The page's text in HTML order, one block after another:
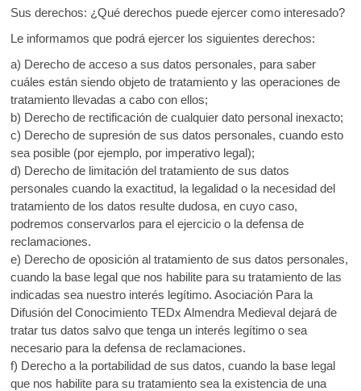
Sus derechos: ¿Qué derechos puede ejercer como interesado?
Le informamos que podrá ejercer los siguientes derechos:
a) Derecho de acceso a sus datos personales, para saber
cuáles están siendo objeto de tratamiento y las operaciones de
tratamiento llevadas a cabo con ellos;
b) Derecho de rectificación de cualquier dato personal inexacto;
c) Derecho de supresión de sus datos personales, cuando esto
sea posible (por ejemplo, por imperativo legal);
d) Derecho de limitación del tratamiento de sus datos
personales cuando la exactitud, la legalidad o la necesidad del
tratamiento de los datos resulte dudosa, en cuyo caso,
podremos conservarlos para el ejercicio o la defensa de
reclamaciones.
e) Derecho de oposición al tratamiento de sus datos personales,
cuando la base legal que nos habilite para su tratamiento de las
indicadas sea nuestro interés legítimo. Asociación Para la
Difusión del Conocimiento TEDx Almendra Medieval dejará de
tratar tus datos salvo que tenga un interés legítimo o sea
necesario para la defensa de reclamaciones.
f) Derecho a la portabilidad de sus datos, cuando la base legal
que nos habilite para su tratamiento sea la existencia de una